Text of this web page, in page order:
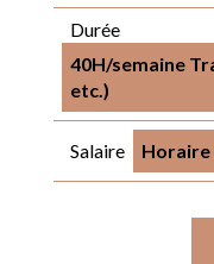
Durée
40H/semaine
etc.)
Salaire Horaire